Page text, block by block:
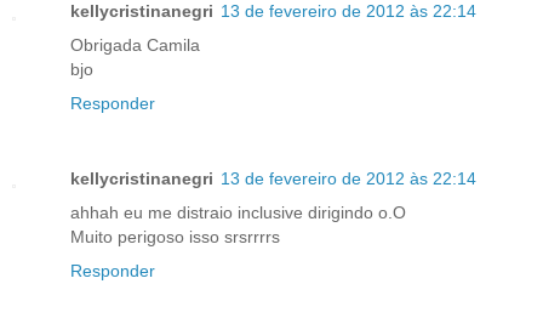
kellycristinanegri 13 de fevereiro de 2012 às 22:14
Obrigada Camila
bjo
Responder
kellycristinanegri 13 de fevereiro de 2012 às 22:14
ahhah eu me distraio inclusive dirigindo o.O
Muito perigoso isso srsrrrrs
Responder